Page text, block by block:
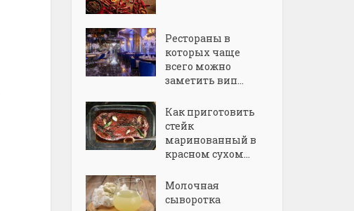
Рестораны в
которых чаще
всего можно
заметить вип...
Как приготовить
стейк
маринованный в
красном сухом...
Молочная
сыворотка